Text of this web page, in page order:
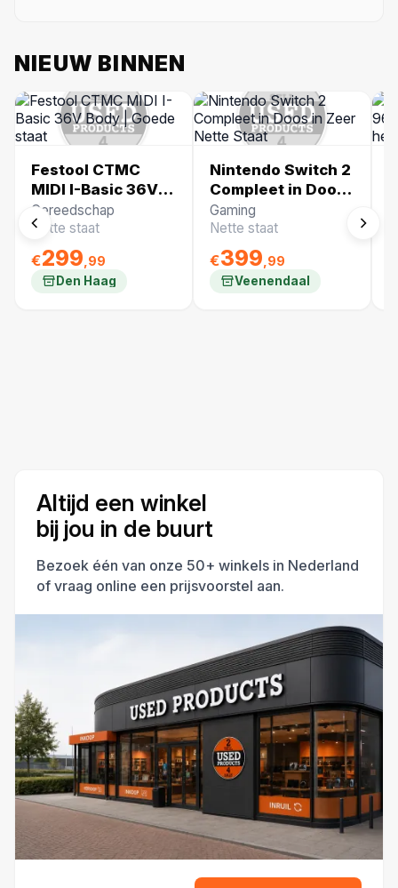
NIEUW BINNEN
Festool CTMC
MIDI I-Basic 36V
Body | Goede
staat
Gereedschap
Nette staat
€299 ,99
Den Haag
Nintendo Switch 2
Compleet in Doos
in Zeer Nette
Staat
Gaming
Nette staat
€399 ,99
Veenendaal
Altijd een winkel
bij jou in de buurt
Bezoek één van onze 50+ winkels in Nederland
of vraag online een prijsvoorstel aan.